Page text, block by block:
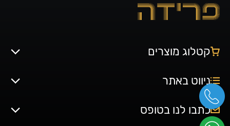
קטלוג מוצרים
ניווט באתר
כתבו לנו בטופס